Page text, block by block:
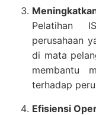
Pelatihan
perusahaan
di mata
membantu
terhadap
Efisiensi